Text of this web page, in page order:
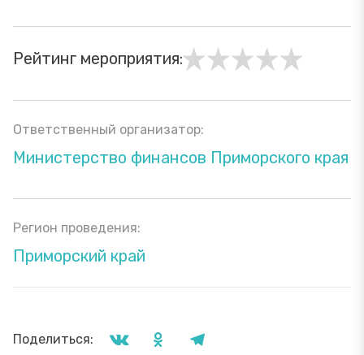
Рейтинг мероприятия:
Ответственный организатор:
Министерство финансов Приморского края
Регион проведения:
Приморский край
Поделиться: